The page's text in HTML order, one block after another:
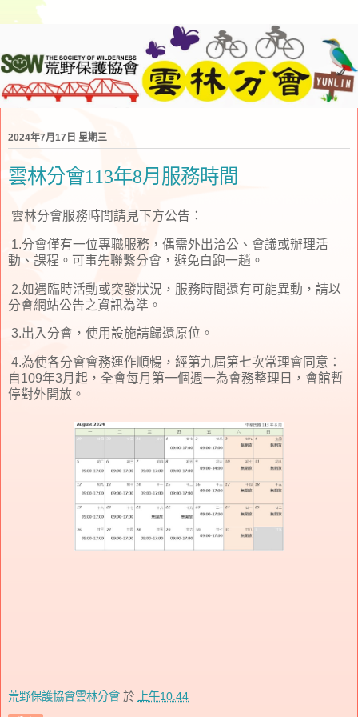
2024年7月17日 星期三
雲林分會113年8月服務時間
雲林分會服務時間請見下方公告：
1.分會僅有一位專職服務，偶需外出洽公、會議或辦理活
動、課程。可事先聯繫分會，避免白跑一趟。
2.如遇臨時活動或突發狀況，服務時間還有可能異動，請以
分會網站公告之資訊為準。
3.出入分會，使用設施請歸還原位。
4.為使各分會會務運作順暢，經第九屆第七次常理會同意：
自109年3月起，全會每月第一個週一為會務整理日，會館暫
停對外開放。
荒野保護協會雲林分會 於 上午10:44